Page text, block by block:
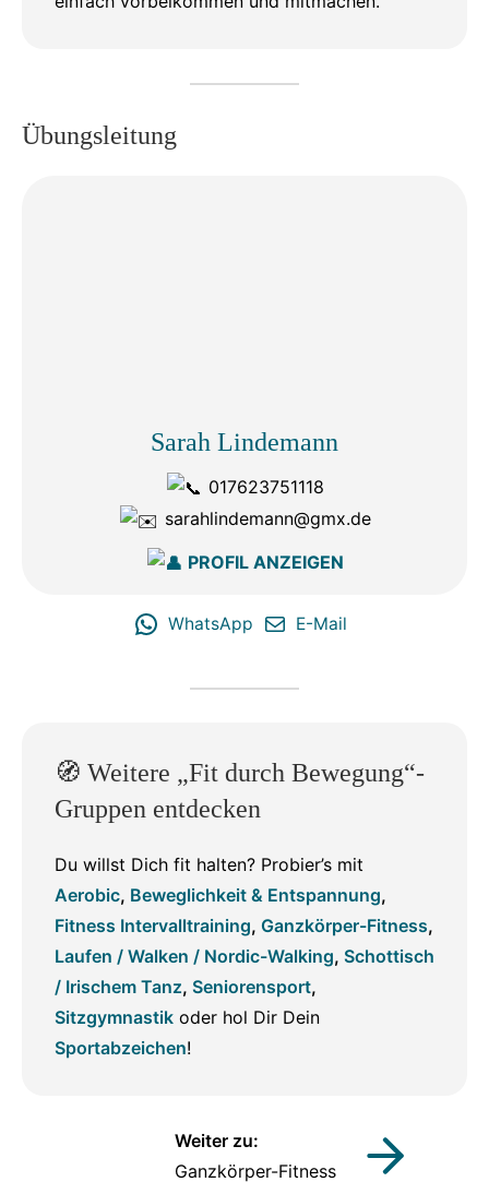
Übungsleitung
Sarah Lindemann
017623751118
sarahlindemann@gmx.de
PROFIL ANZEIGEN
WhatsApp E-Mail
🧭 Weitere „Fit durch Bewegung“-
Gruppen entdecken
Du willst Dich fit halten? Probier’s mit
Aerobic, Beweglichkeit & Entspannung,
Fitness Intervalltraining, Ganzkörper-Fitness,
Laufen / Walken / Nordic-Walking, Schottisch
/ Irischem Tanz, Seniorensport,
Sitzgymnastik oder hol Dir Dein
Sportabzeichen!
Weiter zu:
Ganzkörper-Fitness